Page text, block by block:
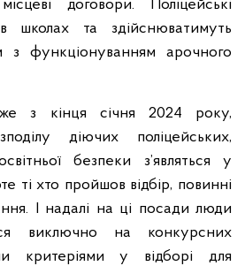
договори. Поліцейські
школах та здійснюватимуть
з функціонуванням арочного
з кінця січня 2024 року,
діючих поліцейських,
безпеки з’являться у
ті хто пройшов відбір, повинні
І надалі на ці посади люди
виключно на конкурсних
критеріями у відборі для